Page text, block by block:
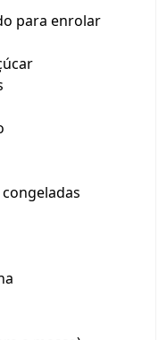
para enrolar